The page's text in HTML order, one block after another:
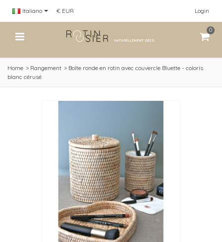
Italiano Login
€ EUR
0
Home > Rangement > Boîte ronde en rotin avec couvercle Bluette - coloris
blanc cérusé